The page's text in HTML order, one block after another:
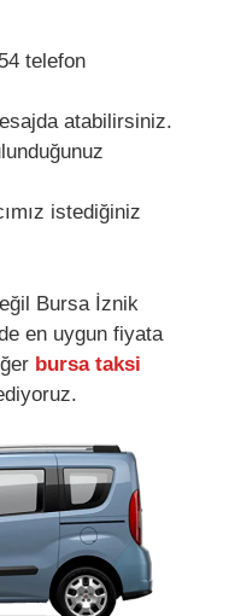
telefon
atabilirsiniz.
istediğiniz
Bursa İznik
en uygun fiyata
bursa taksi